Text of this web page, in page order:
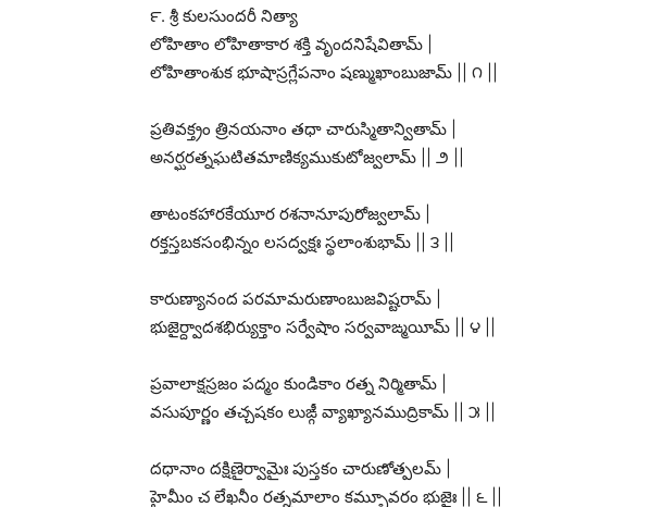
౯. శ్రీ కులసుందరీ నిత్యా
లోహితాం లోహితాకార శక్తి వృందనిషేవితామ్ |
లోహితాంశుక భూషాస్రగ్లేపనాం షణ్ముఖాంబుజామ్ || ౧ ||
ప్రతివక్త్రం త్రినయనాం తధా చారుస్మితాన్వితామ్ |
అనర్ఘరత్నఘటితమాణిక్యముకుటోజ్వలామ్ || ౨ ||
తాటంకహారకేయూర రశనానూపురోజ్వలామ్ |
రక్తస్తబకసంభిన్నం లసద్వక్షః స్థలాంశుభామ్ || ౩ ||
కారుణ్యానంద పరమామరుణాంబుజవిష్టరామ్ |
భుజైర్ద్వాదశభిర్యుక్తాం సర్వేషాం సర్వవాఙ్మయీమ్ || ౪ ||
ప్రవాలాక్షస్రజం పద్మం కుండికాం రత్న నిర్మితామ్ |
వసుపూర్ణం తచ్చషకం లుఙ్గీ వ్యాఖ్యానముద్రికామ్ || ౫ ||
దధానాం దక్షిణైర్వామైః పుస్తకం చారుణోత్పలమ్ |
హైమీం చ లేఖనీం రత్నమాలాం కమ్బూవరం భుజైః || ౬ ||